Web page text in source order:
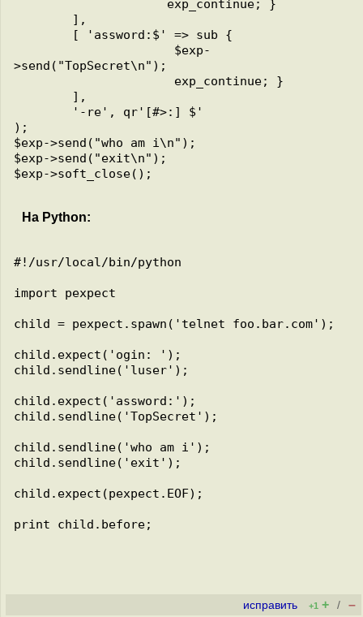
>send("TopSecret\n");
);
$exp->send("who am i\n");
$exp->send("exit\n");
$exp->soft_close();
На Python:
#!/usr/local/bin/python
import pexpect
child = pexpect.spawn('telnet foo.bar.com');
child.expect('ogin: ');
child.sendline('luser');
child.expect('assword:');
child.sendline('TopSecret');
child.sendline('who am i');
child.sendline('exit');
child.expect(pexpect.EOF);
print child.before;
исправить +1 + / –